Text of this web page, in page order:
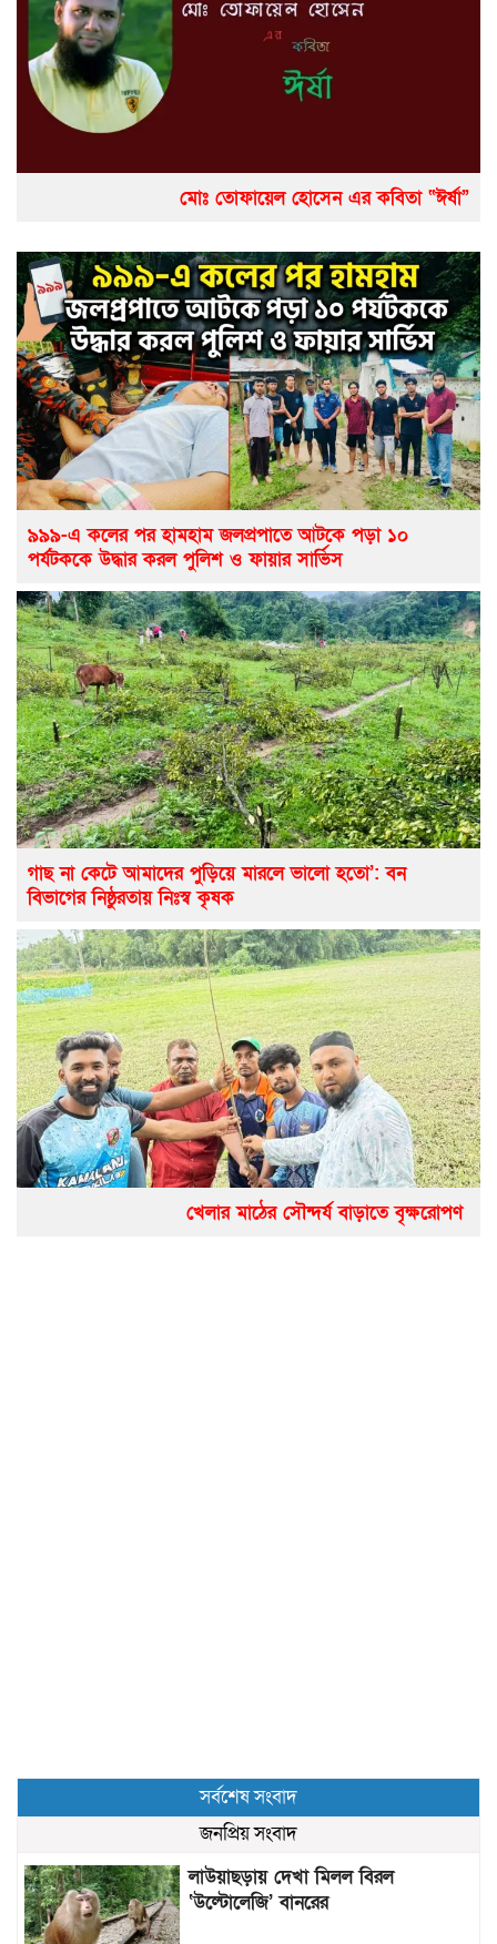
মোঃ তোফায়েল হোসেন এর কবিতা “ঈর্ষা”
৯৯৯-এ কলের পর হামহাম জলপ্রপাতে আটকে পড়া ১০
পর্যটককে উদ্ধার করল পুলিশ ও ফায়ার সার্ভিস
গাছ না কেটে আমাদের পুড়িয়ে মারলে ভালো হতো’: বন
বিভাগের নিষ্ঠুরতায় নিঃস্ব কৃষক
খেলার মাঠের সৌন্দর্য বাড়াতে বৃক্ষরোপণ
সর্বশেষ সংবাদ
জনপ্রিয় সংবাদ
লাউয়াছড়ায় দেখা মিলল বিরল
‘উল্টোলেজি’ বানরের